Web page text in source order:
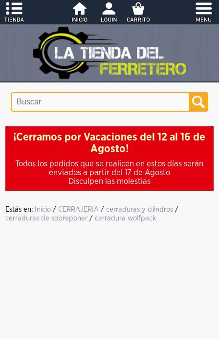
¡Cerramos por Vacaciones del 12 al 16 de
Agosto!
Todos los pedidos que se realicen en estos días serán
enviados a partir del 17 de Agosto
Disculpen las molestias
Estás en: Inicio / CERRAJERIA /cerraduras y cilindros /
cerraduras de sobreponer /cerradura wolfpack